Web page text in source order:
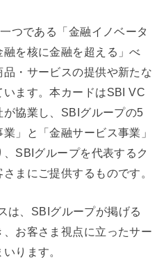
つである「金融イノベータ
を核に金融を超える」べ
・サービスの提供や新たな
います。本カードはSBI VC
が協業し、SBIグループの5
」と「金融サービス事業」
SBIグループを代表するク
まにご提供するものです。
は、SBIグループが掲げる
、お客さま視点に立ったサー
ります。